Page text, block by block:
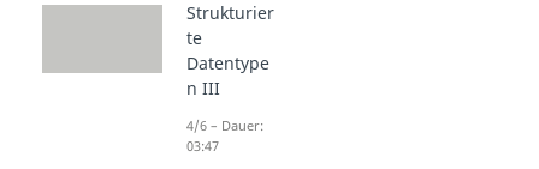
Strukturier
te
Datentype
n III
4/6 – Dauer:
03:47